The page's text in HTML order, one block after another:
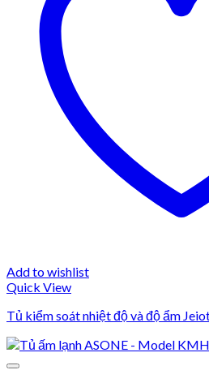
Add to wishlist
Quick View
Tủ kiểm soát nhiệt độ và độ ẩm